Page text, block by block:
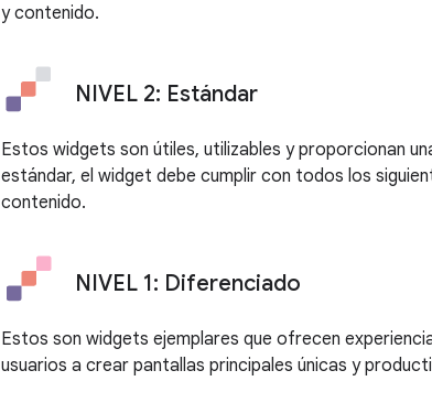
y contenido.
NIVEL 2: Estándar
Estos widgets son útiles, utilizables y proporcionan
estándar, el widget debe cumplir con todos los
contenido.
NIVEL 1: Diferenciado
Estos son widgets ejemplares que ofrecen
usuarios a crear pantallas principales únicas y